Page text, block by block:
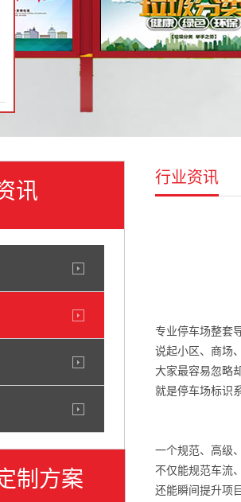
讯
制方案
行业资讯
专业停车场整套
说起小区、商场
大家最容易忽略
就是停车场标识
一个规范、高级
不仅能规范车流
还能瞬间提升项